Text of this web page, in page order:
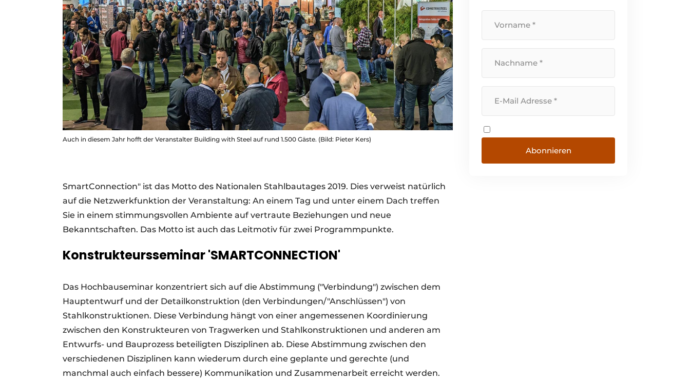
Auch in diesem Jahr hofft der Veranstalter Building with Steel auf rund 1.500 Gäste. (Bild: Pieter Kers)
SmartConnection" ist das Motto des Nationalen Stahlbautages 2019. Dies verweist natürlich
auf die Netzwerkfunktion der Veranstaltung: An einem Tag und unter einem Dach treffen
Sie in einem stimmungsvollen Ambiente auf vertraute Beziehungen und neue
Bekanntschaften. Das Motto ist auch das Leitmotiv für zwei Programmpunkte.
Konstrukteursseminar 'SMARTCONNECTION'
Das Hochbauseminar konzentriert sich auf die Abstimmung ("Verbindung") zwischen dem
Hauptentwurf und der Detailkonstruktion (den Verbindungen/"Anschlüssen") von
Stahlkonstruktionen. Diese Verbindung hängt von einer angemessenen Koordinierung
zwischen den Konstrukteuren von Tragwerken und Stahlkonstruktionen und anderen am
Entwurfs- und Bauprozess beteiligten Disziplinen ab. Diese Abstimmung zwischen den
verschiedenen Disziplinen kann wiederum durch eine geplante und gerechte (und
manchmal auch einfach bessere) Kommunikation und Zusammenarbeit erreicht werden.
Abonnieren